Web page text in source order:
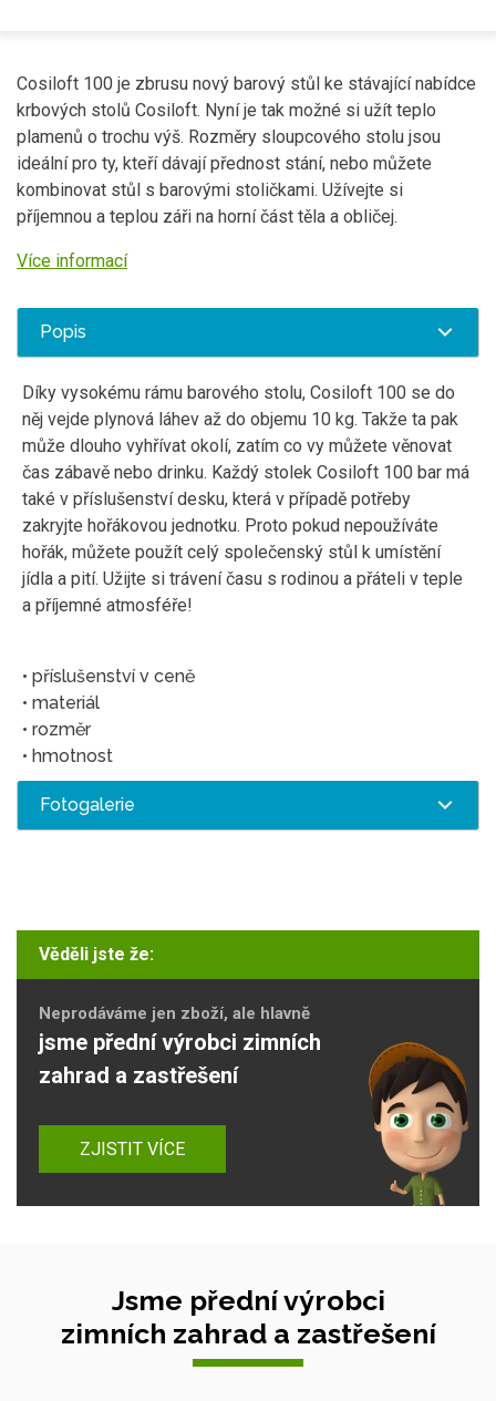
Cosiloft 100 je zbrusu nový barový stůl ke stávající nabídce
krbových stolů Cosiloft. Nyní je tak možné si užít teplo
plamenů o trochu výš. Rozměry sloupcového stolu jsou
ideální pro ty, kteří dávají přednost stání, nebo můžete
kombinovat stůl s barovými stoličkami. Užívejte si
příjemnou a teplou záři na horní část těla a obličej.
Více informací
Popis
Díky vysokému rámu barového stolu, Cosiloft 100 se do
něj vejde plynová láhev až do objemu 10 kg. Takže ta pak
může dlouho vyhřívat okolí, zatím co vy můžete věnovat
čas zábavě nebo drinku. Každý stolek Cosiloft 100 bar má
také v příslušenství desku, která v případě potřeby
zakryjte hořákovou jednotku. Proto pokud nepoužíváte
hořák, můžete použít celý společenský stůl k umístění
jídla a pití. Užijte si trávení času s rodinou a přáteli v teple
a příjemné atmosféře!
• příslušenství v ceně
• materiál
• rozměr
• hmotnost
Fotogalerie
Věděli jste že:
Neprodáváme jen zboží, ale hlavně
jsme přední výrobci zimních
zahrad a zastřešení
ZJISTIT VÍCE
Jsme přední výrobci
zimních zahrad a zastřešení